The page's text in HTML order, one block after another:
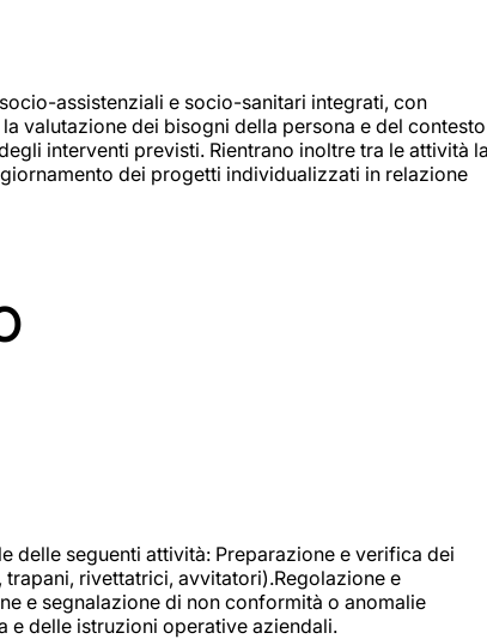
assistenziali e socio-sanitari integrati, con
valutazione dei bisogni della persona e del contesto
interventi previsti. Rientrano inoltre tra le attività
dei progetti individualizzati in relazione
seguenti attività: Preparazione e verifica dei
rivettatrici, avvitatori).Regolazione e
e segnalazione di non conformità o anomalie
e delle istruzioni operative aziendali.